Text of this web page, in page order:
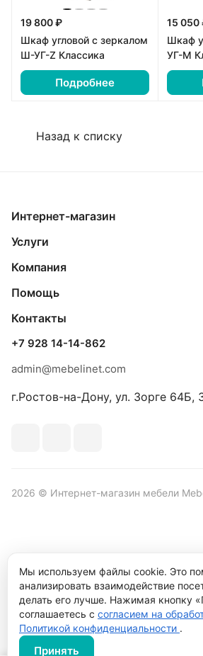
19 800 ₽
Шкаф угловой с зеркалом
Ш-УГ-Z Классика
Подробнее
15 050
Шкаф
УГ-М
Назад к списку
Интернет-магазин
Услуги
Компания
Помощь
Контакты
+7 928 14-14-862
admin@mebelinet.com
г.Ростов-на-Дону, ул. Зорге 64Б,
2026 © Интернет-магазин мебели
конфиденциальности
Продвижение сайта студияРекламный
Мы используем файлы cookie. Это
анализировать взаимодействие
делать его лучше. Нажимая кнопку
соглашаетесь с согласием на
Политикой конфиденциальности .
Принять